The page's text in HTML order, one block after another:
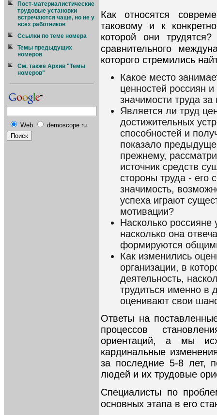
Пост-материалистические
трудовые установки
встречаются чаще, но не у
всех работников
Ссылки по теме номера
Темы предыдущих
номеров
См. также Архив "Темы
номеров"
Web demoscope.ru
Как относятся
таковому и к
которой они
сравнительного
которого стремились
Какое место
ценностей россиян
значимости труда
Является ли труд
достижительных
способностей и
показало
прежнему,
источник средств
стороны труда - его
значимость,
успеха играют
мотивации?
Насколько россияне
насколько она
формируются
Как изменились
организации, в
деятельность,
трудиться именно в
оценивают свои
Ответы на
процессов
ориентаций, а мы
кардинальные
за последние 5-8 лет,
людей и их трудовые
Специалисты по
основных этапа в его